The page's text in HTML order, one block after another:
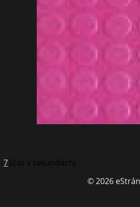
7 (čas v sekundách)
© 2026